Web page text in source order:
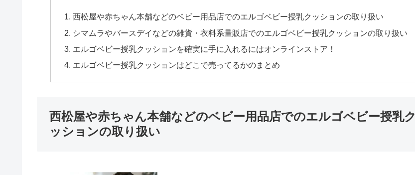
西松屋や赤ちゃん本舗などのベビー用品店でのエルゴベビー授乳クッションの取り扱い
シマムラやバースデイなどの雑貨・衣料系量販店でのエルゴベビー授乳クッションの取り扱い
エルゴベビー授乳クッションを確実に手に入れるにはオンラインストア！
エルゴベビー授乳クッションはどこで売ってるかのまとめ
西松屋や赤ちゃん本舗などのベビー用品店でのエルゴベビー授乳ク
ッションの取り扱い